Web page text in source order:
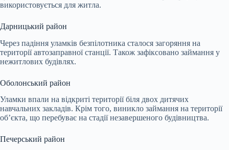
використовується для житла.
Дарницький район
Через падіння уламків безпілотника сталося загоряння на
території автозаправної станції. Також зафіксовано займання у
нежитлових будівлях.
Оболонський район
Уламки впали на відкриті території біля двох дитячих
навчальних закладів. Крім того, виникло займання на території
об’єкта, що перебуває на стадії незавершеного будівництва.
Печерський район